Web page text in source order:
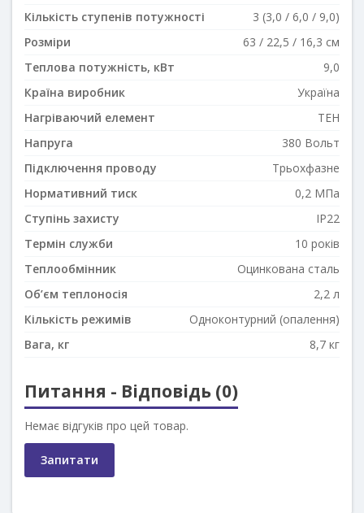
Кількість ступенів потужності
3 (3,0 / 6,0 / 9,0)
Розміри
63 / 22,5 / 16,3 см
Теплова потужність, кВт
9,0
Країна виробник
Україна
Нагріваючий елемент
ТЕН
Напруга
380 Вольт
Підключення проводу
Трьохфазне
Нормативний тиск
0,2 МПа
Ступінь захисту
IP22
Термін служби
10 років
Теплообмінник
Оцинкована сталь
Об’єм теплоносія
2,2 л
Кількість режимів
Одноконтурний (опалення)
Вага, кг
8,7 кг
Питання - Відповідь (0)
Немає відгуків про цей товар.
Запитати